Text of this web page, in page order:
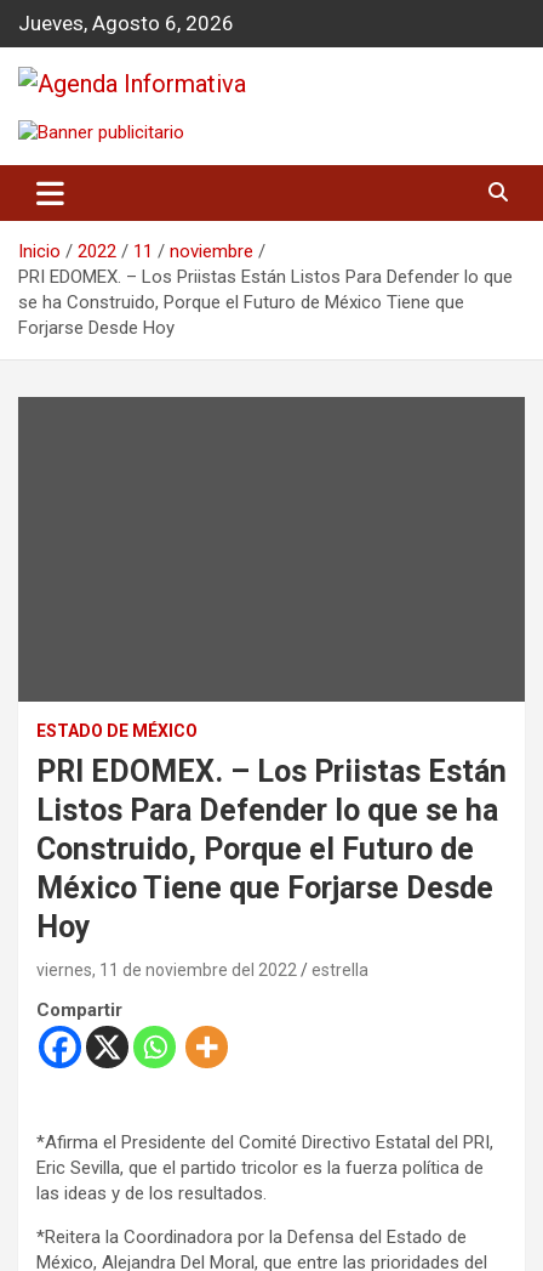
a
c
Jueves, Agosto 6, 2026
Agenda Informativa
Inicio 2022 11
noviembre
PRI EDOMEX. – Los Priistas Están Listos Para Defender lo que
se ha Construido, Porque el Futuro de México Tiene que
Forjarse Desde Hoy
ESTADO DE MÉXICO
PRI EDOMEX. – Los Priistas Están
Listos Para Defender lo que se ha
Construido, Porque el Futuro de
México Tiene que Forjarse Desde
Hoy
viernes, 11 de noviembre del 2022 estrella
Compartir
*Afirma el Presidente del Comité Directivo Estatal del PRI,
Eric Sevilla, que el partido tricolor es la fuerza política de
las ideas y de los resultados.
*Reitera la Coordinadora por la Defensa del Estado de
México, Alejandra Del Moral, que entre las prioridades del